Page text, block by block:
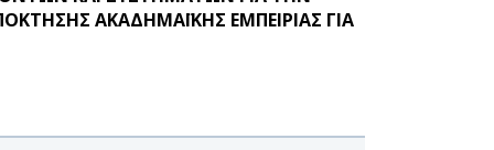
ΑΚΑΔΗΜΑΪΚΗΣ ΕΜΠΕΙΡΙΑΣ ΓΙΑ